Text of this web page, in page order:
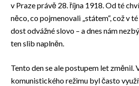
v Praze právě 28. října 1918. Od té
něco, co pojmenovali „státem“, což v
dost odvážné slovo – a dnes nám
ten slib naplněn.
Tento den se ale postupem let změnil.
komunistického režimu byl často